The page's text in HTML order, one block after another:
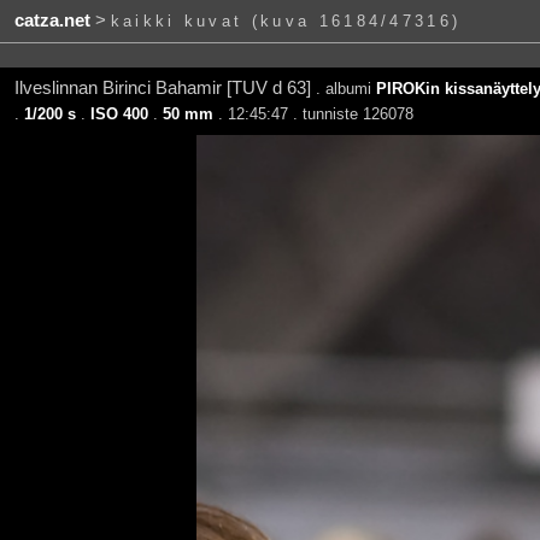
catza.net> kaikki kuvat (kuva 16184/47316)
Ilveslinnan Birinci Bahamir [TUV d 63] . albumi PIROKin
1/200 s. ISO 400. 50 mm . 12:45:47 . tunniste 126078